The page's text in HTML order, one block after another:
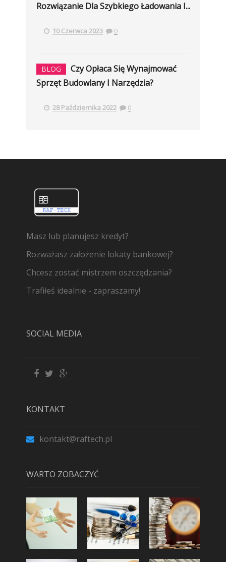
Rozwiązanie Dla Szybkiego Ładowania I...
10 Czerwca 2023 0
BLOG
Czy Opłaca Się Wynajmować
Sprzęt Budowlany I Narzędzia?
28 Października 2022 0
Masz lub planujesz kredyt?
Rozważasz założenie lokaty bankowej?
Chcesz zostać mistrzem oszczędzania?
Trafiłeś idealnie - zapraszamy!
SOCIAL MEDIA
KONTAKT
kontakt@raftech.pl
WARTO ZOBACZYĆ